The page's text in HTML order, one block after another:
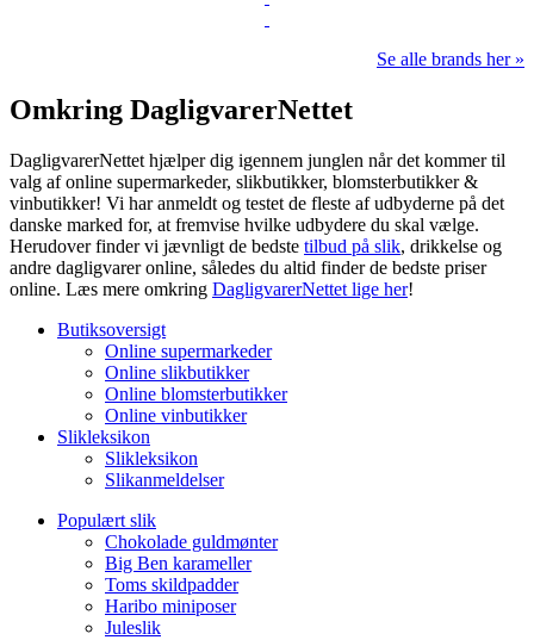
Se alle brands her »
Omkring DagligvarerNettet
DagligvarerNettet hjælper dig igennem junglen når det kommer til
valg af online supermarkeder, slikbutikker, blomsterbutikker &
vinbutikker! Vi har anmeldt og testet de fleste af udbyderne på det
danske marked for, at fremvise hvilke udbydere du skal vælge.
Herudover finder vi jævnligt de bedste tilbud på slik, drikkelse og
andre dagligvarer online, således du altid finder de bedste priser
online. Læs mere omkring DagligvarerNettet lige her!
Butiksoversigt
Online supermarkeder
Online slikbutikker
Online blomsterbutikker
Online vinbutikker
Slikleksikon
Slikleksikon
Slikanmeldelser
Populært slik
Chokolade guldmønter
Big Ben karameller
Toms skildpadder
Haribo miniposer
Juleslik